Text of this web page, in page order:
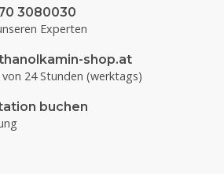
3080030
Experten
shop.at
24 Stunden (werktags)
buchen